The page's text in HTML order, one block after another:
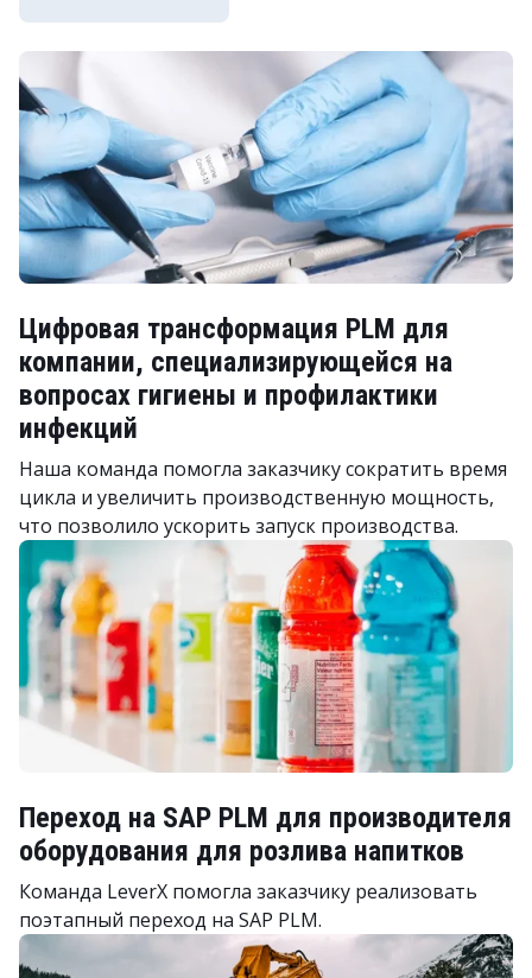
Цифровая трансформация PLM для
компании, специализирующейся на
вопросах гигиены и профилактики
инфекций
Наша команда помогла заказчику сократить время
цикла и увеличить производственную мощность,
что позволило ускорить запуск производства.
Переход на SAP PLM для производителя
оборудования для розлива напитков
Команда LeverX помогла заказчику реализовать
поэтапный переход на SAP PLM.